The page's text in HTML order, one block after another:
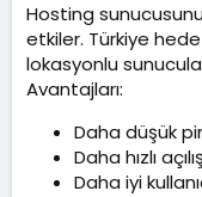
Hosting
etkiler. Türkiye
lokasyonlu
Avantajları:
Daha düşük
Daha hızlı açılış
Daha iyi